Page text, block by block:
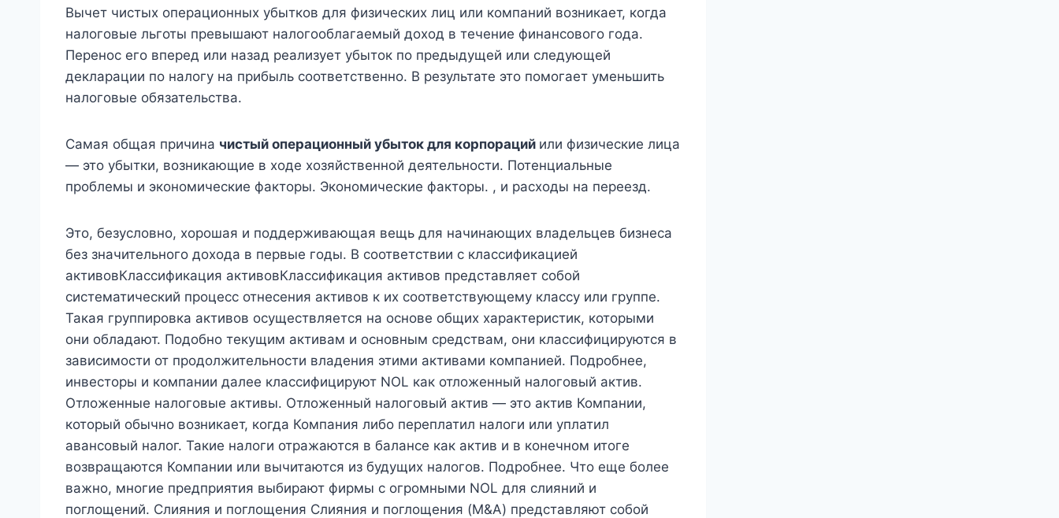
Вычет чистых операционных убытков для физических лиц или компаний возникает, когда
налоговые льготы превышают налогооблагаемый доход в течение финансового года.
Перенос его вперед или назад реализует убыток по предыдущей или следующей
декларации по налогу на прибыль соответственно. В результате это помогает уменьшить
налоговые обязательства.
Самая общая причина чистый операционный убыток для корпораций или физические лица
— это убытки, возникающие в ходе хозяйственной деятельности. Потенциальные
проблемы и экономические факторы. Экономические факторы. , и расходы на переезд.
Это, безусловно, хорошая и поддерживающая вещь для начинающих владельцев бизнеса
без значительного дохода в первые годы. В соответствии с классификацией
активовКлассификация активовКлассификация активов представляет собой
систематический процесс отнесения активов к их соответствующему классу или группе.
Такая группировка активов осуществляется на основе общих характеристик, которыми
они обладают. Подобно текущим активам и основным средствам, они классифицируются в
зависимости от продолжительности владения этими активами компанией. Подробнее,
инвесторы и компании далее классифицируют NOL как отложенный налоговый актив.
Отложенные налоговые активы. Отложенный налоговый актив — это актив Компании,
который обычно возникает, когда Компания либо переплатил налоги или уплатил
авансовый налог. Такие налоги отражаются в балансе как актив и в конечном итоге
возвращаются Компании или вычитаются из будущих налогов. Подробнее. Что еще более
важно, многие предприятия выбирают фирмы с огромными NOL для слияний и
поглощений. Слияния и поглощения Слияния и поглощения (M&A) представляют собой